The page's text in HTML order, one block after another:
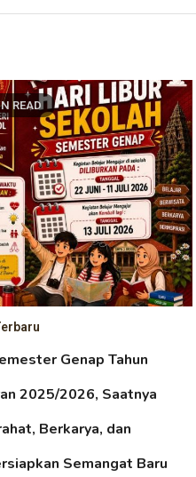
READ
Genap Tahun
2025/2026, Saatnya
Berkarya, dan
Semangat Baru